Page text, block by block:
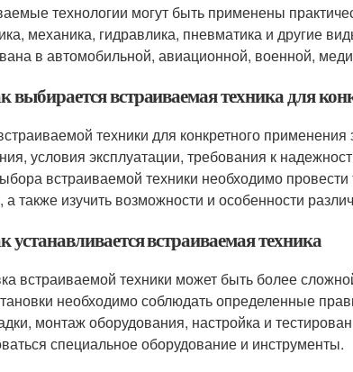
технологии могут быть применены
механика, гидравлика, пневматика и другие
в автомобильной, авиационной, военной,
выбирается встраиваемая техника для
техники для конкретного
условия эксплуатации, требования к
встраиваемой техники необходимо
также изучить возможности и особенности
устанавливается встраиваемая техника
встраиваемой техники может быть более
необходимо соблюдать определенные
монтаж оборудования, настройка и
специальное оборудование и инструменты.